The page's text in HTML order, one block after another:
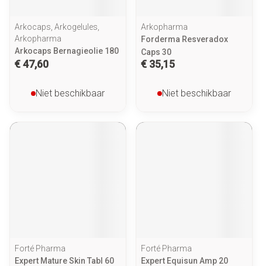
Arkocaps, Arkogelules,
Arkopharma
Arkocaps Bernagieolie 180
€ 47,60
Niet beschikbaar
Arkopharma
Forderma Resveradox
Caps 30
€ 35,15
Niet beschikbaar
Forté Pharma
Expert Mature Skin Tabl 60
Forté Pharma
Expert Equisun Amp 20